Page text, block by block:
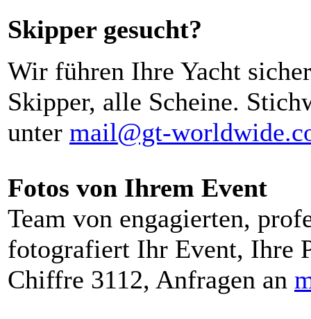
Skipper gesucht?
Wir führen Ihre Yacht
Skipper, alle Scheine.
unter mail@gt-
Fotos von Ihrem Event
Team von engagierten,
fotografiert Ihr Event, Ihre
Chiffre 3112, Anfragen an